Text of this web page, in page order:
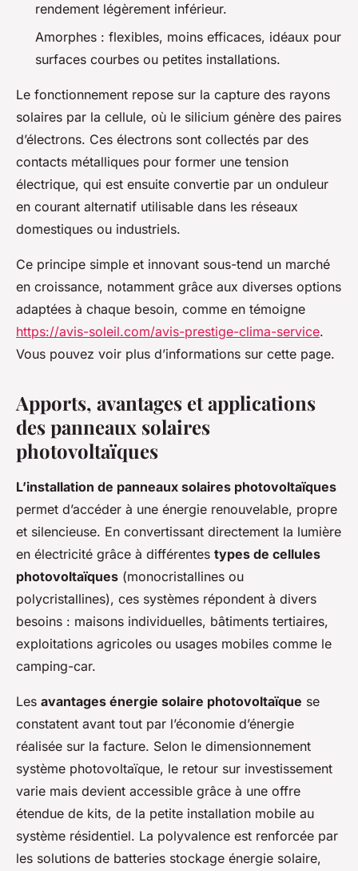
rendement légèrement inférieur.
Amorphes : flexibles, moins efficaces, idéaux pour
surfaces courbes ou petites installations.
Le fonctionnement repose sur la capture des rayons
solaires par la cellule, où le silicium génère des paires
d’électrons. Ces électrons sont collectés par des
contacts métalliques pour former une tension
électrique, qui est ensuite convertie par un onduleur
en courant alternatif utilisable dans les réseaux
domestiques ou industriels.
Ce principe simple et innovant sous-tend un marché
en croissance, notamment grâce aux diverses options
adaptées à chaque besoin, comme en témoigne
https://avis-soleil.com/avis-prestige-clima-service.
Vous pouvez voir plus d’informations sur cette page.
Apports, avantages et applications
des panneaux solaires
photovoltaïques
L’installation de panneaux solaires photovoltaïques
permet d’accéder à une énergie renouvelable, propre
et silencieuse. En convertissant directement la lumière
en électricité grâce à différentes types de cellules
photovoltaïques (monocristallines ou
polycristallines), ces systèmes répondent à divers
besoins : maisons individuelles, bâtiments tertiaires,
exploitations agricoles ou usages mobiles comme le
camping-car.
Les avantages énergie solaire photovoltaïque se
constatent avant tout par l’économie d’énergie
réalisée sur la facture. Selon le dimensionnement
système photovoltaïque, le retour sur investissement
varie mais devient accessible grâce à une offre
étendue de kits, de la petite installation mobile au
système résidentiel. La polyvalence est renforcée par
les solutions de batteries stockage énergie solaire,